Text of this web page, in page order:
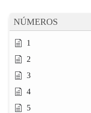
NÚMEROS
1
2
3
4
5